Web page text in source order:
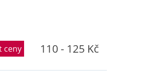
ceny 110 - 125 Kč